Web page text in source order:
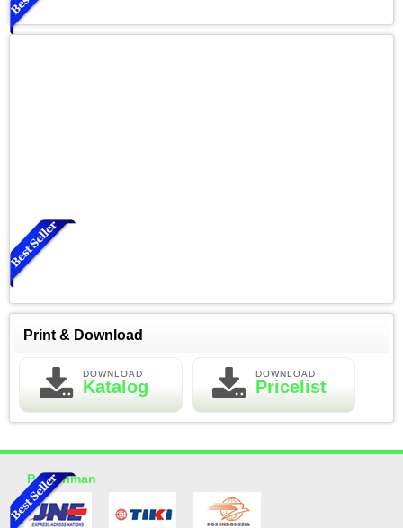
Essential Oil Rasa Green Tea
Rp 150.000200.000
Print & Download
DOWNLOAD
Katalog
DOWNLOAD
Pricelist
Pengiriman